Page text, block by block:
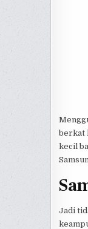
berkat
kecil
Jadi